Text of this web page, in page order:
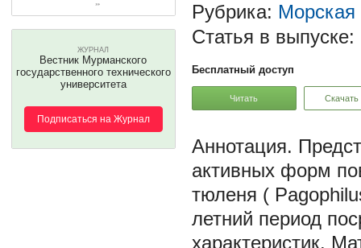
ЖУРНАЛ
Вестник Мурманского
государственного технического
университета
Подписаться на Журнал
Рубрика: Морская
Статья в выпуске:
Бесплатный доступ
Читать Скачать
активных форм
тюленя (
летний период
характеристик.